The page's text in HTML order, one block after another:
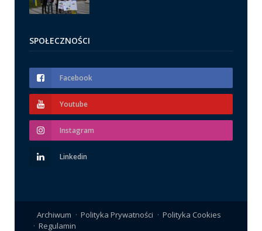
SPOŁECZNOŚCI
Facebook
Youtube
Instagram
Linkedin
Archiwum Polityka Prywatności
Polityka Cookies
Regulamin